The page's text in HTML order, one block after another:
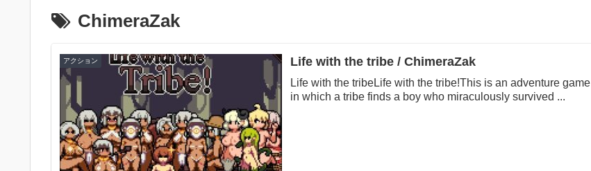
ChimeraZak
アクション Life with the tribe / ChimeraZak
Life with the tribeLife with the tribe!This is an adventure game
in which a tribe finds a boy who miraculously survived ...